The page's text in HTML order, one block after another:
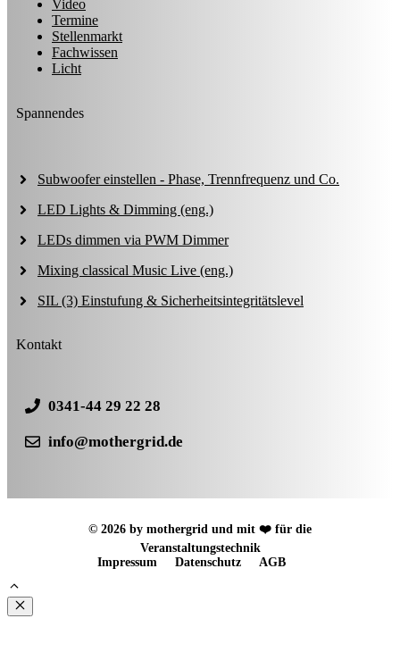
Video
Termine
Stellenmarkt
Fachwissen
Licht
Spannendes
Subwoofer einstellen - Phase, Trennfrequenz und Co.
LED Lights & Dimming (eng.)
LEDs dimmen via PWM Dimmer
Mixing classical Music Live (eng.)
SIL (3) Einstufung & Sicherheitsintegritätslevel
Kontakt
0341-44 29 22 28
info@mothergrid.de
© 2026 by mothergrid und mit ❤️ für die
Veranstaltungstechnik
Impressum
Datenschutz AGB
Schließen